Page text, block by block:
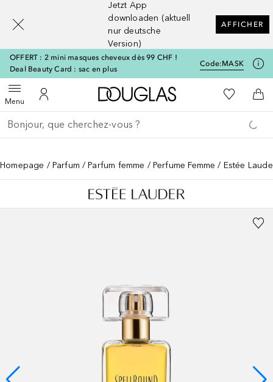
Jetzt App
downloaden (aktuell
nur deutsche
Version)
AFFICHER
OFFERT : 2 mini masques cheveux dès 99 CHF !
Deal Beauty Card : sac en plus
Code:MASK
MenuOuvrir le menuVers Mon Compte
Vers l'accueil Douglas
Vers Ma
Retourner
Exécuter la recherche
Homepage Parfum Parfum femme Perfume Femme Estée
[navigation.slideout.screenreader]